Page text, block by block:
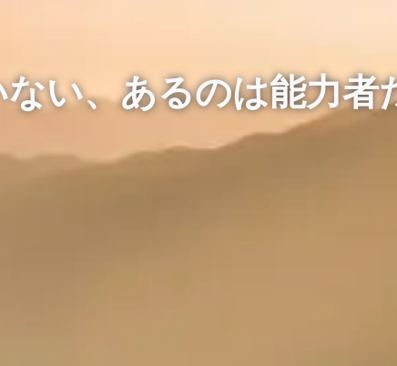
い、あるのは能力者
い、あるのは能力者
い、あるのは能力者